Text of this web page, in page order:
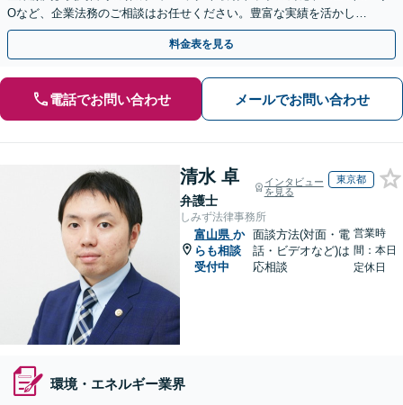
Oなど、企業法務のご相談はお任せください。豊富な実績を活かし的
確に対応を進めてまいります。
料金表を見る
電話でお問い合わせ メールでお問い合わせ
清水 卓
弁護士
インタビュー
を見る
東京都
しみず法律事務所
富山県 か
らも相談
受付中
面談方法(対面・電
話・ビデオなど)は
応相談
営業時
間：本日
定休日
環境・エネルギー業界